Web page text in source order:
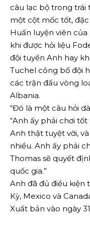
câu lạc bộ trong trái
một cột mốc tốt, đặc
Huấn luyện viên của
khi được hỏi liệu
đội tuyển Anh hay
Tuchel công bố đội
các trận đấu vòng
Albania.
“Đó là một câu hỏi
“Anh ấy phải chơi
Anh thật tuyệt vời,
nhiều. Anh ấy phải
Thomas sẽ quyết
quốc gia.”
Anh đã đủ điều kiện
Kỳ, Mexico và
Xuất bản vào ngày